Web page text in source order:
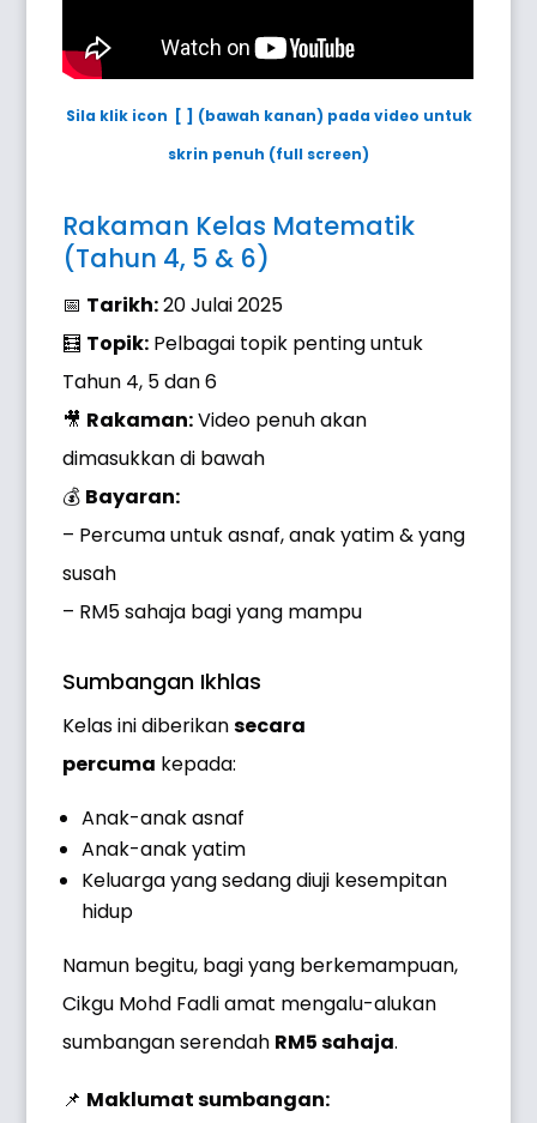
Sila klik icon [ ] (bawah kanan) pada video untuk
skrin penuh (full screen)
Rakaman Kelas Matematik
(Tahun 4, 5 & 6)
📅 Tarikh:20 Julai 2025
🧮 Topik: Pelbagai topik penting untuk
Tahun 4, 5 dan 6
🎥 Rakaman:Video penuh akan
dimasukkan di bawah
💰 Bayaran:
– Percuma untuk asnaf, anak yatim & yang
susah
– RM5 sahaja bagi yang mampu
Sumbangan Ikhlas
Kelas ini diberikansecara
percuma kepada:
Anak-anak asnaf
Anak-anak yatim
Keluarga yang sedang diuji kesempitan
hidup
Namun begitu, bagi yang berkemampuan,
Cikgu Mohd Fadli amat mengalu-alukan
sumbangan serendah RM5 sahaja.
📌 Maklumat sumbangan: